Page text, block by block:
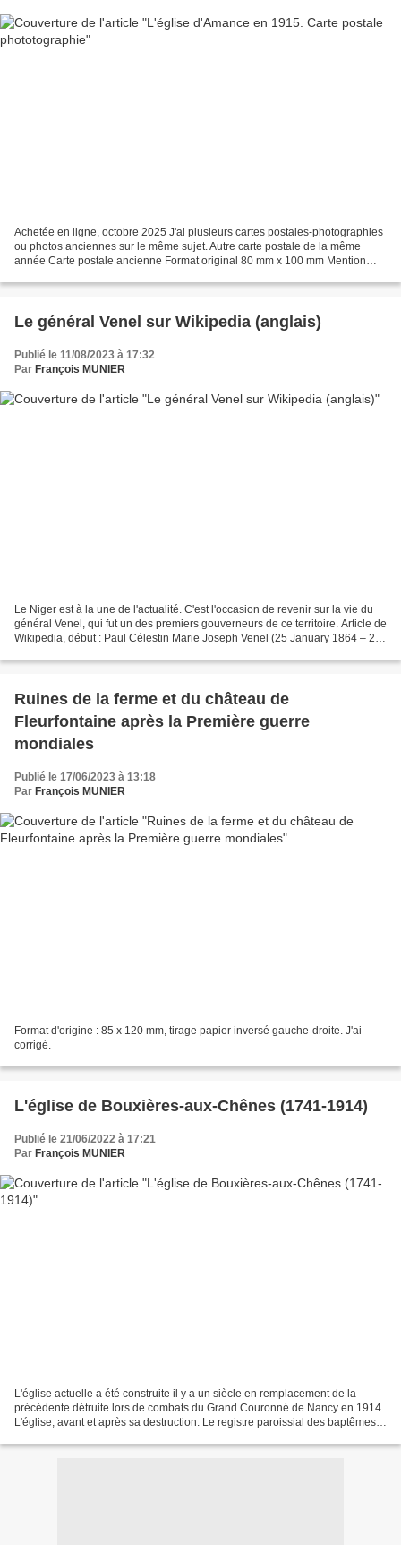
Achetée en ligne, octobre 2025 J'ai plusieurs cartes postales-photographies
ou photos anciennes sur le même sujet. Autre carte postale de la même
année Carte postale ancienne Format original 80 mm x 100 mm Mention
Le général Venel sur Wikipedia (anglais)
Publié le 11/08/2023 à 17:32
Par François MUNIER
Le Niger est à la une de l'actualité. C'est l'occasion de revenir sur la vie du
général Venel, qui fut un des premiers gouverneurs de ce territoire. Article de
Wikipedia, début : Paul Célestin Marie Joseph Venel (25 January 1864 – 25
Ruines de la ferme et du château de
Fleurfontaine après la Première guerre
mondiales
Publié le 17/06/2023 à 13:18
Par François MUNIER
Format d'origine : 85 x 120 mm, tirage papier inversé gauche-droite. J'ai
corrigé.
L'église de Bouxières-aux-Chênes (1741-1914)
Publié le 21/06/2022 à 17:21
Par François MUNIER
L'église actuelle a été construite il y a un siècle en remplacement de la
précédente détruite lors de combats du Grand Couronné de Nancy en 1914.
L'église, avant et après sa destruction. Le registre paroissial des baptêmes,